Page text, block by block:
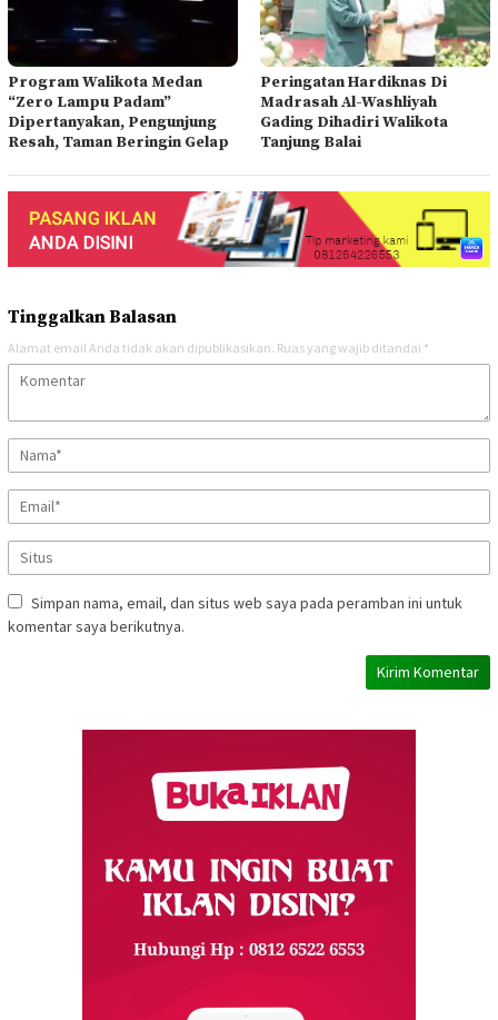
Program Walikota Medan
“Zero Lampu Padam”
Dipertanyakan, Pengunjung
Resah, Taman Beringin Gelap
Peringatan Hardiknas Di
Madrasah Al-Washliyah
Gading Dihadiri Walikota
Tanjung Balai
Tinggalkan Balasan
Alamat email Anda tidak akan dipublikasikan. Ruas yang wajib ditandai *
Simpan nama, email, dan situs web saya pada peramban ini untuk
komentar saya berikutnya.